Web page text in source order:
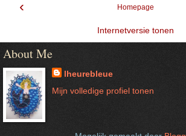
‹ Homepage
Internetversie tonen
About Me
lheurebleue
Mijn volledige profiel tonen